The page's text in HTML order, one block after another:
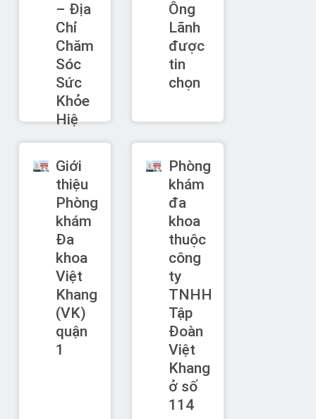
– Địa
Chỉ
Chăm
Sóc
Sức
Khỏe
Hiệ
Ông
Lãnh
được
tin
chọn
Giới
thiệu
Phòng
khám
Đa
khoa
Việt
Khang
(VK)
quận
1
Phòng
khám
đa
khoa
thuộc
công
ty
TNHH
Tập
Đoàn
Việt
Khang
ở số
114